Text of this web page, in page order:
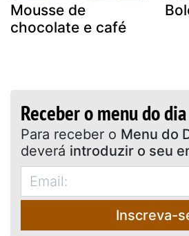
Mousse de
chocolate e café
Receber o menu do dia
Para receber o Menu do
deverá introduzir o seu
Inscreva-